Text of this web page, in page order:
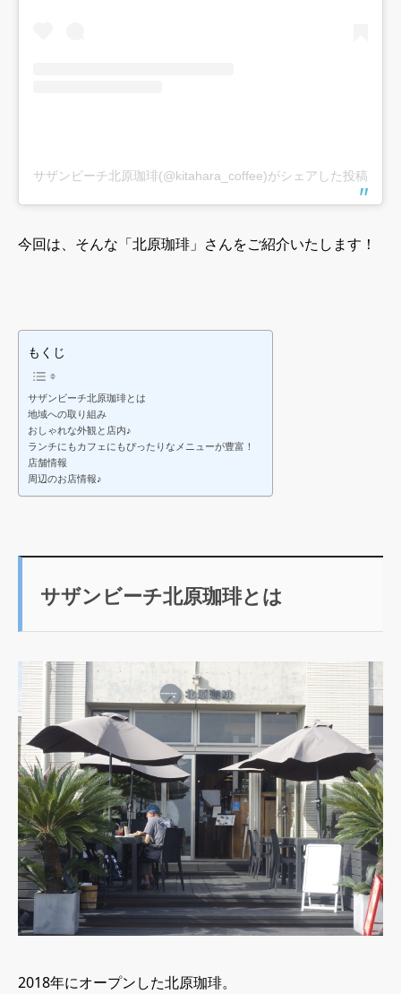
サザンビーチ北原珈琲(@kitahara_coffee)がシェアした投稿
今回は、そんな「北原珈琲」さんをご紹介いたします！
もくじ
サザンビーチ北原珈琲とは
地域への取り組み
おしゃれな外観と店内♪
ランチにもカフェにもぴったりなメニューが豊富！
店舗情報
周辺のお店情報♪
サザンビーチ北原珈琲とは
2018年にオープンした北原珈琲。